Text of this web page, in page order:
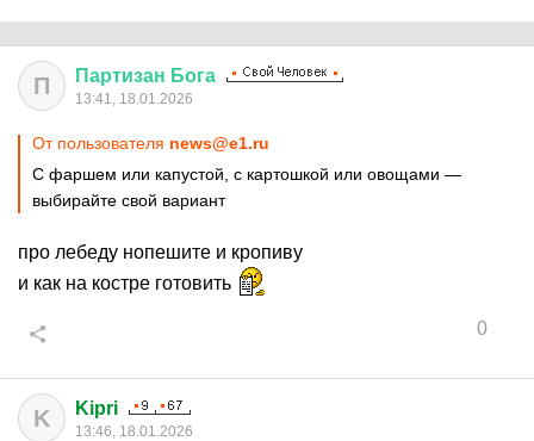
П Партизан Бога
13:41, 18.01.2026
От пользователя news@e1.ru
С фаршем или капустой, с картошкой или овощами —
выбирайте свой вариант
про лебеду нопешите и кропиву
и как на костре готовить
0
K Kipri
13:46, 18.01.2026